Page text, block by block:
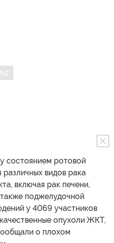
состоянием ротовой
видов рака
включая рак печени,
поджелудочной
у 4069 участников
опухоли ЖКТ,
о плохом